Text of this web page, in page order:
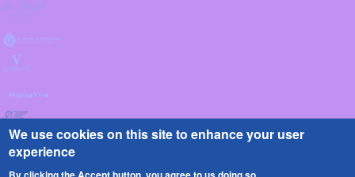
We use cookies on this site to enhance your user
experience